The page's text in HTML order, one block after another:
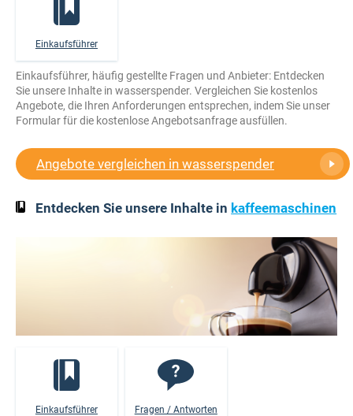
Einkaufsführer
Einkaufsführer, häufig gestellte Fragen und Anbieter: Entdecken
Sie unsere Inhalte in wasserspender. Vergleichen Sie kostenlos
Angebote, die Ihren Anforderungen entsprechen, indem Sie unser
Formular für die kostenlose Angebotsanfrage ausfüllen.
Angebote vergleichen in wasserspender
Entdecken Sie unsere Inhalte in kaffeemaschinen
Einkaufsführer Fragen / Antworten